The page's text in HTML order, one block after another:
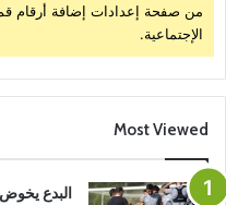
من صفحة إعدادات إضافة أرقام
الإجتماعية.
Most Viewed
البدع يخوض